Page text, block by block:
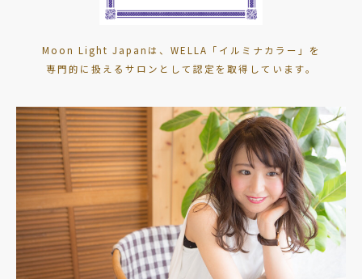
Moon Light Japanは、WELLA「イルミナカラー」を
専門的に扱えるサロンとして認定を取得しています。